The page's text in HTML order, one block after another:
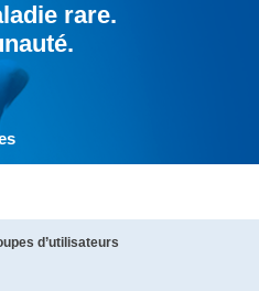
rare.
d’utilisateurs